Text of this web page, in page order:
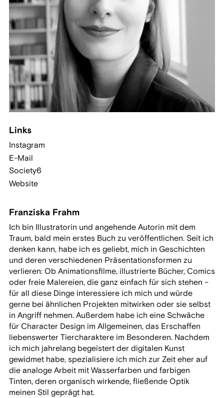
Links
Instagram
E-Mail
Society6
Website
Franziska Frahm
Ich bin Illustratorin und angehende Autorin mit dem
Traum, bald mein erstes Buch zu veröffentlichen. Seit ich
denken kann, habe ich es geliebt, mich in Geschichten
und deren verschiedenen Präsentationsformen zu
verlieren: Ob Animationsfilme, illustrierte Bücher, Comics
oder freie Malereien, die ganz einfach für sich stehen –
für all diese Dinge interessiere ich mich und würde
gerne bei ähnlichen Projekten mitwirken oder sie selbst
in Angriff nehmen. Außerdem habe ich eine Schwäche
für Character Design im Allgemeinen, das Erschaffen
liebenswerter Tiercharaktere im Besonderen. Nachdem
ich mich jahrelang begeistert der digitalen Kunst
gewidmet habe, spezialisiere ich mich zur Zeit eher auf
die analoge Arbeit mit Wasserfarben und farbigen
Tinten, deren organisch wirkende, fließende Optik
meinen Stil geprägt hat.